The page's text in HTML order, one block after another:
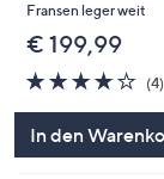
Fransen leger weit
€ 199,99
4.0
von
(4)4
In den